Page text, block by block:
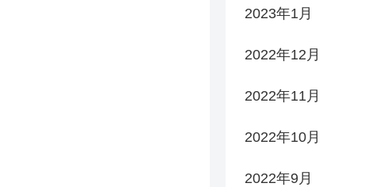
2023年1月
2022年12月
2022年11月
2022年10月
2022年9月